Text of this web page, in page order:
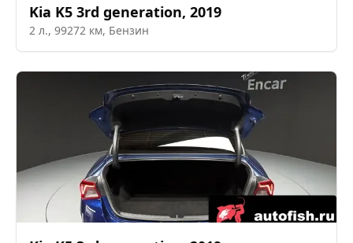
Kia K5 3rd generation, 2019
2 л., 99272 км, Бензин